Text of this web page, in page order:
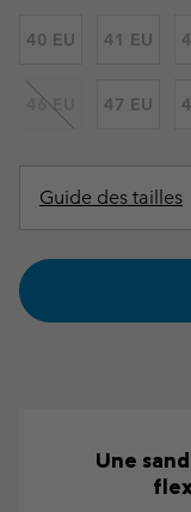
40 EU 41 EU
46 EU 47 EU
Guide des tailles
Une